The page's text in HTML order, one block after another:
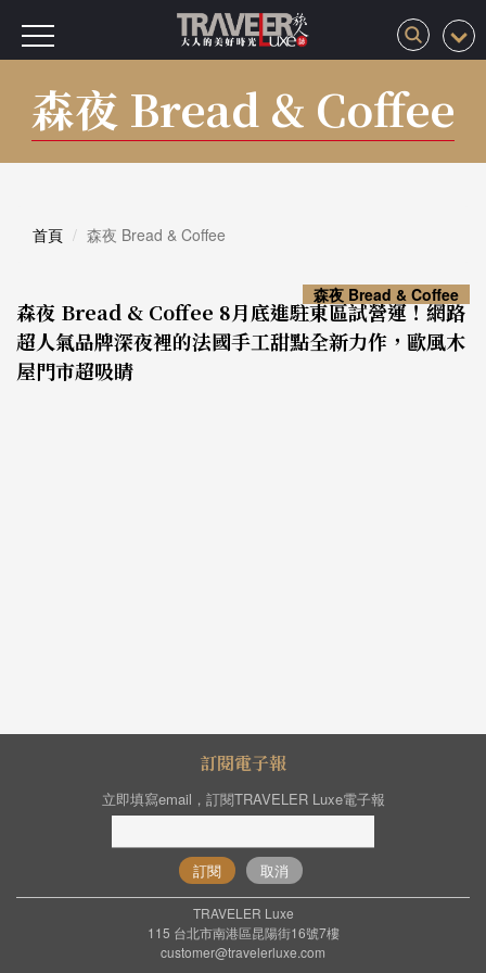
森夜 Bread & Coffee
首頁 森夜 Bread & Coffee
森夜 Bread & Coffee 8月底進駐東區試營運！網路
超人氣品牌深夜裡的法國手工甜點全新力作，歐風木
屋門市超吸睛
森夜 Bread & Coffee
訂閱電子報
立即填寫email，訂閱TRAVELER Luxe電子報
訂閱 取消
TRAVELER Luxe
115 台北市南港區昆陽街16號7樓
customer@travelerluxe.com